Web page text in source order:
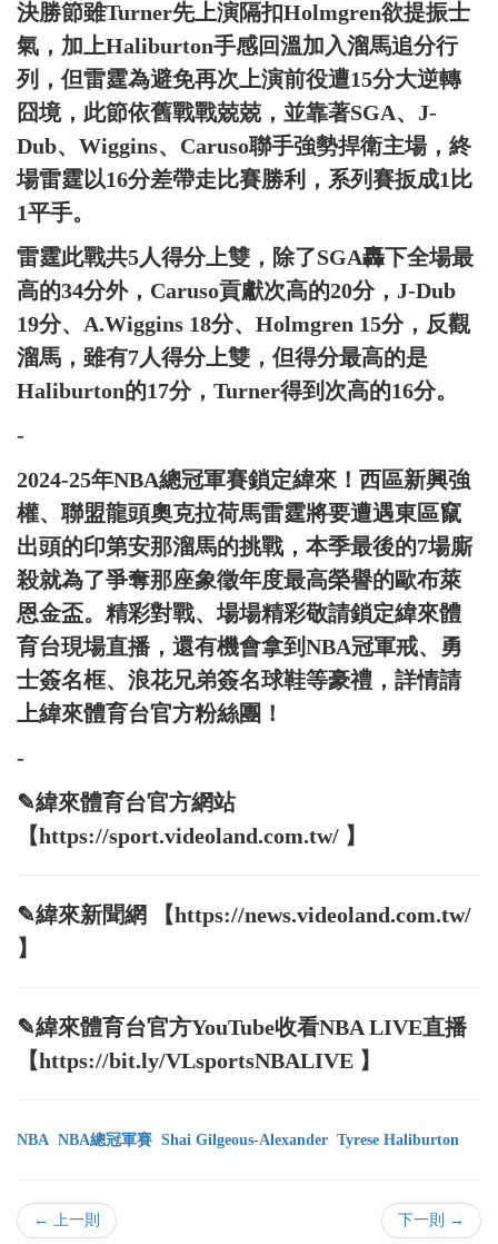
決勝節雖Turner先上演隔扣Holmgren欲提振士
氣，加上Haliburton手感回溫加入溜馬追分行
列，但雷霆為避免再次上演前役遭15分大逆轉
囧境，此節依舊戰戰兢兢，並靠著SGA、J-
Dub、Wiggins、Caruso聯手強勢捍衛主場，終
場雷霆以16分差帶走比賽勝利，系列賽扳成1比
1平手。
雷霆此戰共5人得分上雙，除了SGA轟下全場最
高的34分外，Caruso貢獻次高的20分，J-Dub
19分、A.Wiggins 18分、Holmgren 15分，反觀
溜馬，雖有7人得分上雙，但得分最高的是
Haliburton的17分，Turner得到次高的16分。
-
2024-25年NBA總冠軍賽鎖定緯來！西區新興強
權、聯盟龍頭奧克拉荷馬雷霆將要遭遇東區竄
出頭的印第安那溜馬的挑戰，本季最後的7場廝
殺就為了爭奪那座象徵年度最高榮譽的歐布萊
恩金盃。精彩對戰、場場精彩敬請鎖定緯來體
育台現場直播，還有機會拿到NBA冠軍戒、勇
士簽名框、浪花兄弟簽名球鞋等豪禮，詳情請
上緯來體育台官方粉絲團！
-
✎緯來體育台官方網站
【https://sport.videoland.com.tw/ 】
✎緯來新聞網 【https://news.videoland.com.tw/
】
✎緯來體育台官方YouTube收看NBA LIVE直播
【https://bit.ly/VLsportsNBALIVE 】
NBA NBA總冠軍賽 Shai Gilgeous-Alexander Tyrese Haliburton
← 上一則 下一則 →